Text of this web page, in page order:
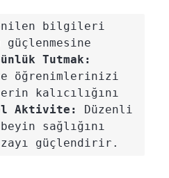
bilgileri
güçlenmesine
Tutmak:
öğrenimlerinizi
kalıcılığını
Aktivite:
Düzenli
sağlığını
güçlendirir.